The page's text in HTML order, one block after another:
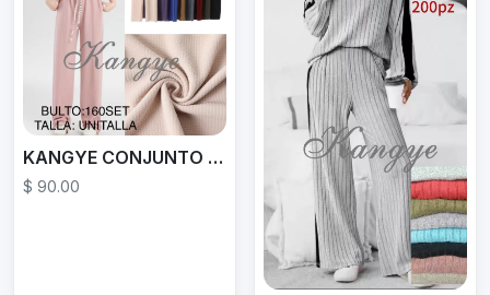
KANGYE CONJUNTO F-7277
$ 90.00